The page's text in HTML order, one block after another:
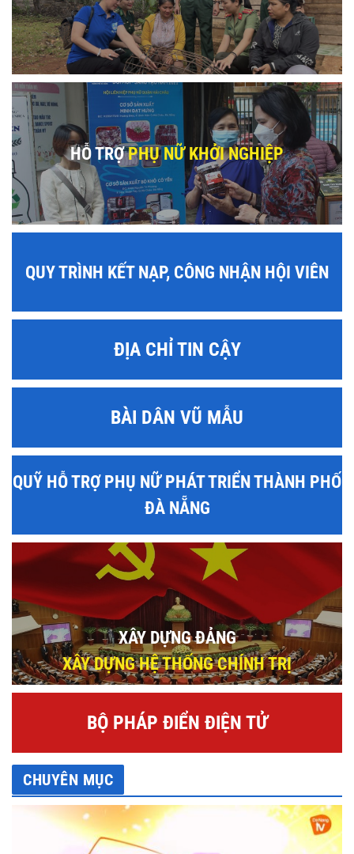
HỖ TRỢPHỤ NỮ KHỞI NGHIỆP
QUY TRÌNH KẾT NẠP, CÔNG NHẬN HỘI VIÊN
ĐỊA CHỈ TIN CẬY
BÀI DÂN VŨ MẪU
QUỸ HỖ TRỢ PHỤ NỮ PHÁT TRIỂN THÀNH PHỐ
ĐÀ NẴNG
XÂY DỰNG ĐẢNG
XÂY DỰNG HỆ THỐNG CHÍNH TRỊ
BỘ PHÁP ĐIỂN ĐIỆN TỬ
CHUYÊN MỤC